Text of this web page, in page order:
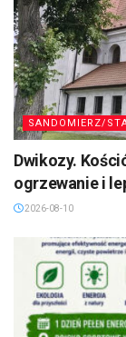
SANDOMIERZ/
Dwikozy.
ogrzewanie i
2026-08-10